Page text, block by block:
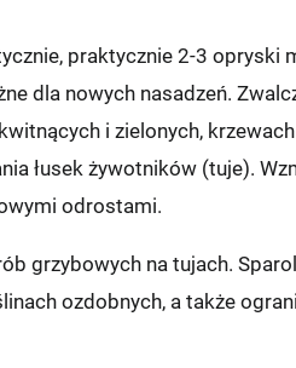
praktycznie 2-3 opryski
dla nowych nasadzeń.
i zielonych,
łusek żywotników (tuje).
odrostami.
grzybowych na tujach.
ozdobnych, a także